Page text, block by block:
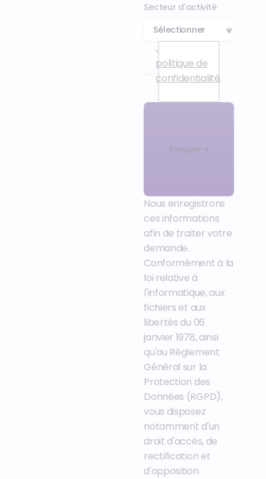
Secteur d'activité
J’accepte la
politique de
confidentialité.
Envoyer
Nous enregistrons
ces informations
afin de traiter votre
demande.
Conformément à la
loi relative à
l'informatique, aux
fichiers et aux
libertés du 06
janvier 1978, ainsi
qu'au Règlement
Général sur la
Protection des
Données (RGPD),
vous disposez
notamment d'un
droit d'accès, de
rectification et
d'opposition.